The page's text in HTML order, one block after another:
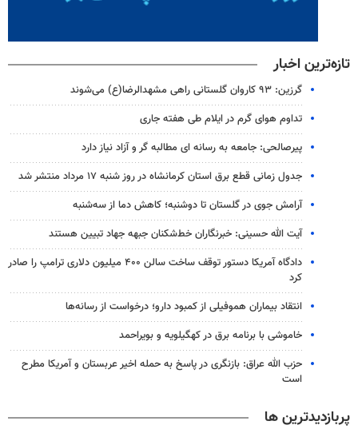
تازه‌ترین اخبار
گرزین: ۹۳ کاروان گلستانی راهی مشهدالرضا(ع) می‌شوند
تداوم هوای گرم در ایلام طی هفته جاری
پیرصالحی: جامعه به رسانه ای مطالبه گر و آزاد نیاز دارد
جدول زمانی قطع برق استان کرمانشاه در روز شنبه ۱۷ مرداد منتشر شد
آرامش جوی در گلستان تا دوشنبه؛ کاهش دما از سه‌شنبه
آیت الله حسینی: خبرنگاران خط‌شکنان جبهه جهاد تبیین هستند
دادگاه آمریکا دستور توقف ساخت سالن ۴۰۰ میلیون دلاری ترامپ را صادر
کرد
انتقاد بیماران هموفیلی از کمبود دارو؛ درخواست از رسانه‌ها
خاموشی با برنامه برق در کهگیلویه و بویراحمد
حزب الله عراق: بازنگری در پاسخ به حمله اخیر عربستان و آمریکا مطرح
است
پربازدیدترین ها